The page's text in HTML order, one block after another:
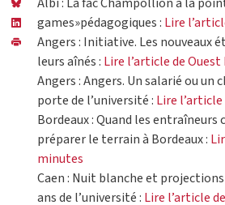
games»pédagogiques : Lire
Angers : Initiative. Les nouveaux
leurs aînés : Lire l’article de Ouest
Angers : Angers. Un salarié ou un
porte de l’université : Lire
Bordeaux : Quand les
préparer le terrain à Bordeaux :
minutes
Caen : Nuit blanche et
ans de l’université : Lire l’article